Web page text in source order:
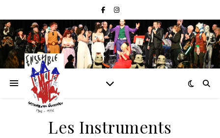
Les Instruments